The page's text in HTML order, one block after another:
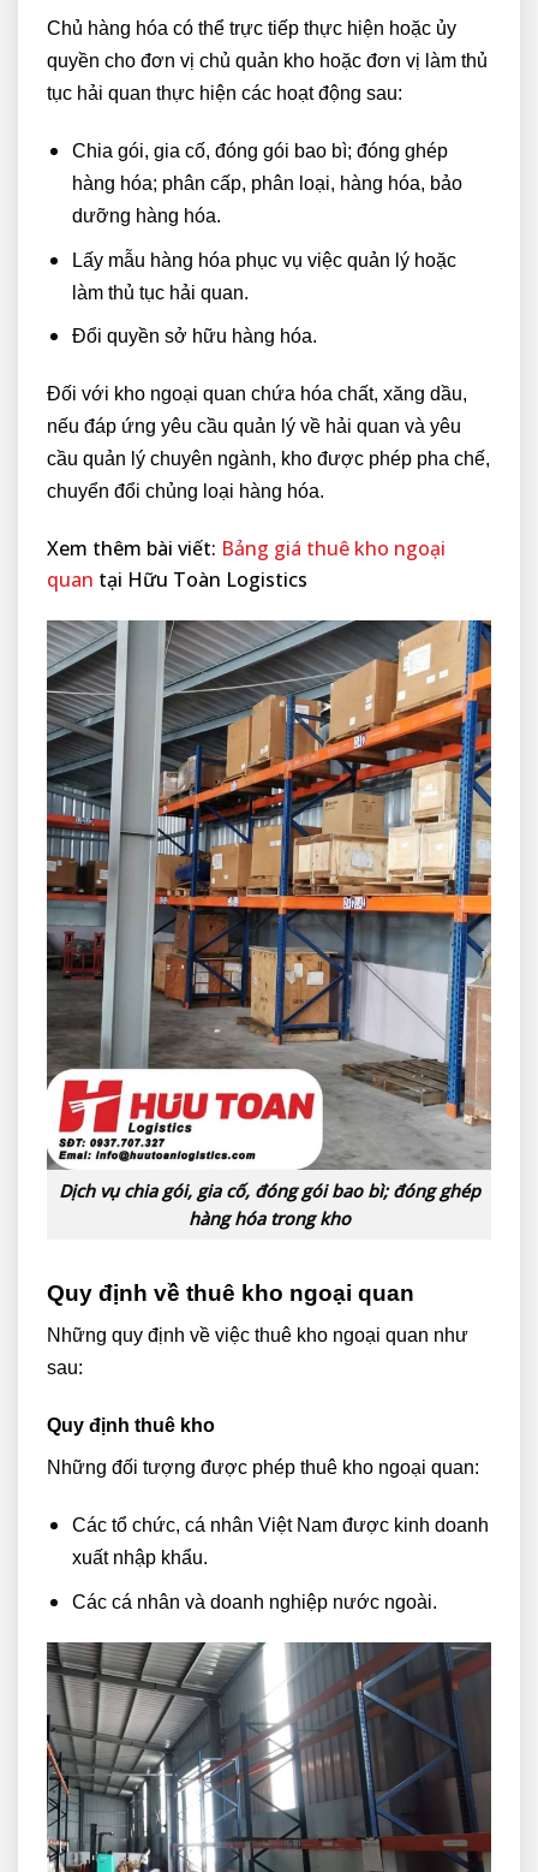
Chủ hàng hóa có thể trực tiếp thực hiện hoặc ủy
quyền cho đơn vị chủ quản kho hoặc đơn vị làm thủ
tục hải quan thực hiện các hoạt động sau:
Chia gói, gia cố, đóng gói bao bì; đóng ghép
hàng hóa; phân cấp, phân loại, hàng hóa, bảo
dưỡng hàng hóa.
Lấy mẫu hàng hóa phục vụ việc quản lý hoặc
làm thủ tục hải quan.
Đổi quyền sở hữu hàng hóa.
Đối với kho ngoại quan chứa hóa chất, xăng dầu,
nếu đáp ứng yêu cầu quản lý về hải quan và yêu
cầu quản lý chuyên ngành, kho được phép pha chế,
chuyển đổi chủng loại hàng hóa.
Xem thêm bài viết: Bảng giá thuê kho ngoại
quan tại Hữu Toàn Logistics
Dịch vụ chia gói, gia cố, đóng gói bao bì; đóng ghép
hàng hóa trong kho
Quy định về thuê kho ngoại quan
Những quy định về việc thuê kho ngoại quan như
sau:
Quy định thuê kho
Những đối tượng được phép thuê kho ngoại quan:
Các tổ chức, cá nhân Việt Nam được kinh doanh
xuất nhập khẩu.
Các cá nhân và doanh nghiệp nước ngoài.